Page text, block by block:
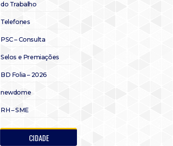
do Trabalho
Telefones
PSC – Consulta
Selos e Premiações
BD Folia – 2026
newdome
RH – SME
CIDADE